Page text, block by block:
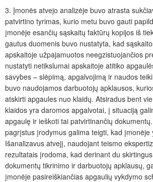
3. Įmonės atvejo analizėje buvo atrasta
patvirtino tyrimas, kurio metu buvo gauti
įmonėje esančių sąskaitų faktūrų kopijos iš
gautus duomenis buvo nustatyta, kad
apskaitoje užpajamuotos neegzistuojančios
nustatyti netikslumai apskaitoje atitiko
savybes – slėpimą, apgalvojimą ir naudos
buvo naudojamos darbuotojų apklausos,
atskirti apgaules nuo klaidų. Atsiradus bent
klaidos yra daromos apgalvotai, į situaciją
apgaulę ir ieškoti tai patvirtinančių
pagrįstus įrodymus galima teigti, kad įmonėje
Išanalizavus atvejį, naudojant teismo
rezultatais įrodoma, kad derinant du
dokumentų tikrinimo ir darbuotojų apklausų,
įmonėje pasireiškiančias apgaulių vykdymo